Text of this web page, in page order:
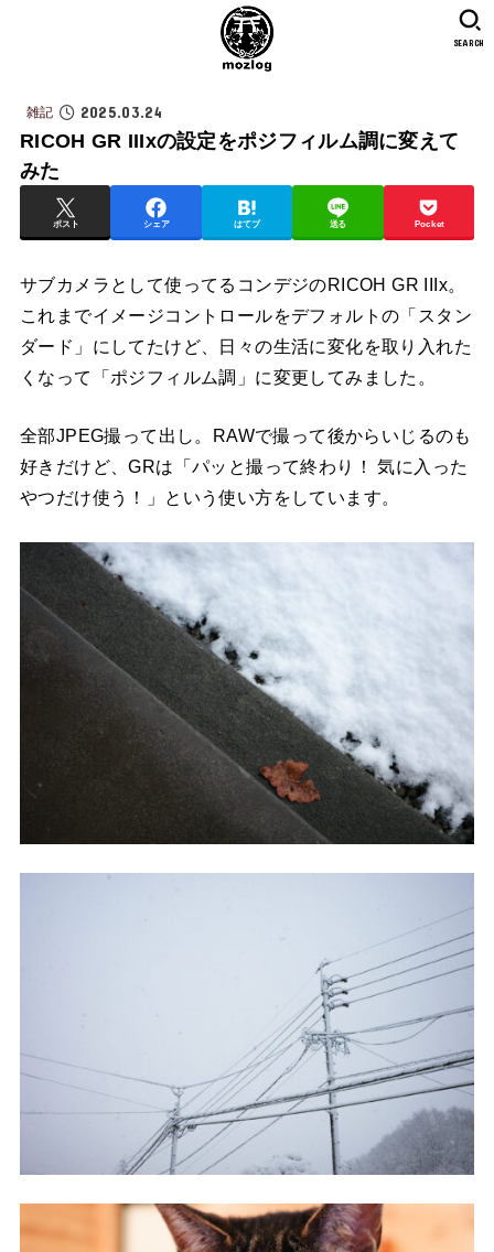
SEARCH
雑記 2025.03.24
RICOH GR IIIxの設定をポジフィルム調に変えて
みた
ポスト シェア はてブ 送る Pocket
サブカメラとして使ってるコンデジのRICOH GR IIIx。
これまでイメージコントロールをデフォルトの「スタン
ダード」にしてたけど、日々の生活に変化を取り入れた
くなって「ポジフィルム調」に変更してみました。
全部JPEG撮って出し。RAWで撮って後からいじるのも
好きだけど、GRは「パッと撮って終わり！ 気に入った
やつだけ使う！」という使い方をしています。